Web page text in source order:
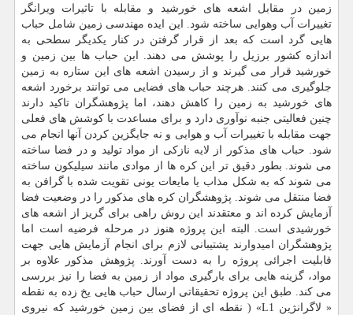
زمین در مقابل اشعه های خورشید و مقابله با تاثیرات ویرانگر
تغییرات آب وهوایی ساخته شود. این ایده مهندسی زمین شامل حباب
هایی گرد است که بعد از قرار گرفتن در کنار یکدیگر سطحی به
اندازه کشور برزیل را پوشش می دهند. این حباب ها بین زمین و
خورشید قرار می گیرند و از رسیدن اشعه های این ستاره به زمین
جلوگیری می کنند. هرچند حباب های فضایی می توانند برخورد اشعه
های خورشید به زمین را کاهش دهند، اما پژوهشگران تاکید دارند
چنین فعالیتی جنبه نوآوری دارد و برای مساعدت با کوشش های فعلی
جهت مقابله با تغییرات آب و هوایی و نه جایگزین کردن آنها انجام می
شود. حباب های مذکور از لایه نازکی از مواد تولید و در فضا ساخته
می شوند. بطور دقیق تر این کره ها از موادی مانند سیلیکون ساخته
می شوند که به شکل مذاب یا مایعات یونی تقویت شده با گرافن به
فضا منتقل می شوند. پژوهشگران کره های مذکور را در وضعیت فضا
آزمایش کرده اند و معتقدند این روش راهی برای گریز از اشعه های
خورشیدی است. البته این پروژه هنوز در مرحله فرضیه است اما
پژوهشگران امیدوارند پشتیبانی لازم برای انجام آزمایش هایی جهت
قابلیت اجرائی پروژه را به دست آورند. پژوهش مذکور علاوه بر
مواد، گزینه هایی برای بارگیری مواد از زمین به فضا را نیز بررسی
می کند. طبق این پروژه تحقیقاتی ارسال حباب هایی یخ زده به نقطه
« لاگرانژین L1» ( نقطه ای از فضای بین زمین خورشید که نیروی